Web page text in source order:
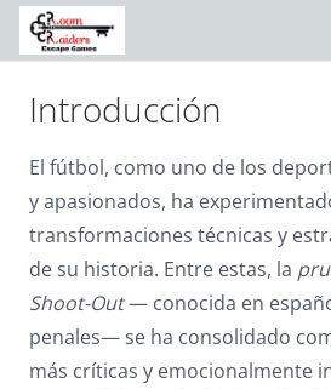
Introducción
El fútbol, como uno de los
y apasionados, ha
transformaciones técnicas y
de su historia. Entre estas, la
Shoot-Out— conocida en
penales— se ha consolidado
más críticas y emocionalmente
visibility_off Disable flashes
title Mark headings
settings Background Color
zoom_out Zoom out
zoom_in Zoom in
remove_circle_outline Decrease font